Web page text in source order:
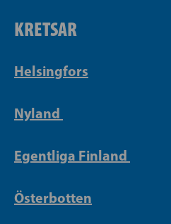
KRETSAR
Helsingfors
Nyland
Egentliga Finland
Österbotten